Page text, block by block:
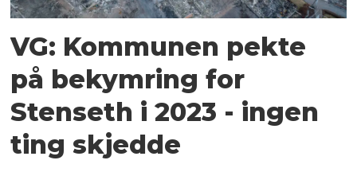
VG: Kommunen pekte
på bekymring for
Stenseth i 2023 - ingen
ting skjedde